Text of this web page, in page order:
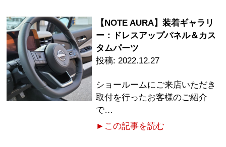
【NOTE AURA】装着ギャラリ
ー：ドレスアップパネル＆カス
タムパーツ
2022.12.27
ショールームにご来店いただき
取付を行ったお客様のご紹介
で…
►この記事を読む